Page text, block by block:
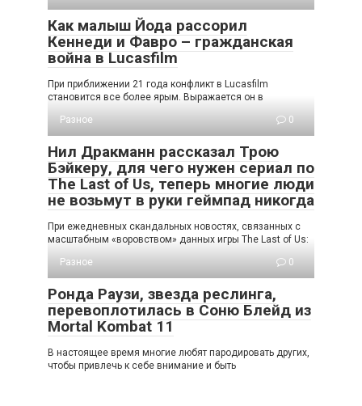
Как малыш Йода рассорил
Кеннеди и Фавро – гражданская
война в Lucasfilm
При приближении 21 года конфликт в Lucasfilm
становится все более ярым. Выражается он в
Разное
0
Нил Дракманн рассказал Трою
Бэйкеру, для чего нужен сериал по
The Last of Us, теперь многие люди
не возьмут в руки геймпад никогда
При ежедневных скандальных новостях, связанных с
масштабным «воровством» данных игры The Last of Us:
Разное
0
Ронда Раузи, звезда реслинга,
перевоплотилась в Соню Блейд из
Mortal Kombat 11
В настоящее время многие любят пародировать других,
чтобы привлечь к себе внимание и быть